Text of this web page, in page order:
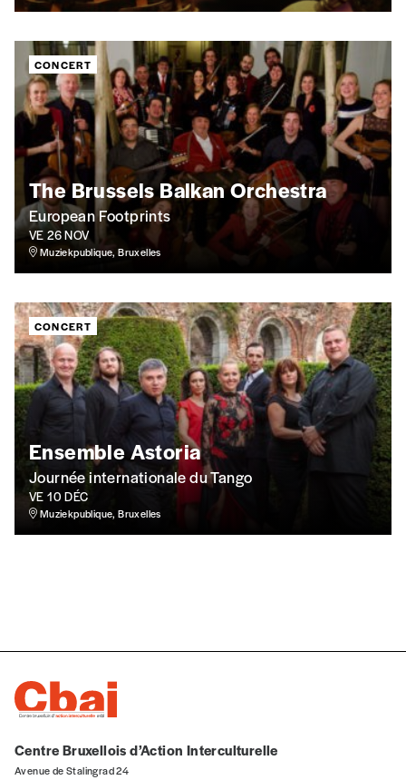
Vos coordonnées
Prénom*
Nom
Organisation
TVA
Téléphone
E-mail*
Pays
CONCERT
The Brussels Balkan Orchestra
European Footprints
VE 26 NOV
Muziekpublique, Bruxelles
CONCERT
Ensemble Astoria
Journée internationale du Tango
VE 10 DÉC
Muziekpublique, Bruxelles
Centre Bruxellois d’Action Interculturelle
Avenue de Stalingrad 24